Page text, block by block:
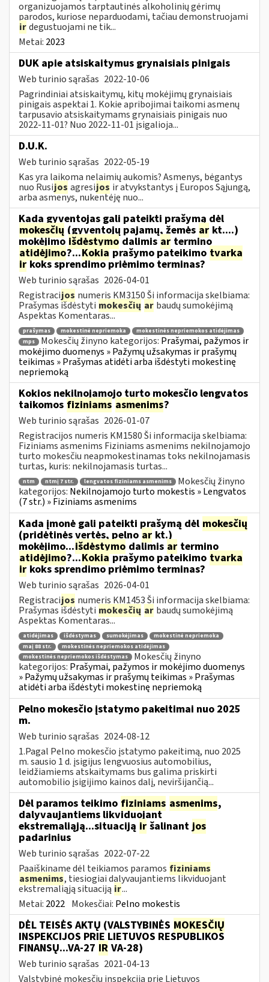
organizuojamos tarptautinės alkoholinių gėrimų
parodos, kuriose neparduodami, tačiau demonstruojami
irdegustuojami ne tik...
Metai: 2023
DUK apie atsiskaitymus grynaisiais pinigais
Web turinio sąrašas 2022-10-06
Pagrindiniai atsiskaitymų, kitų mokėjimų grynaisiais
pinigais aspektai 1. Kokie apribojimai taikomi asmenų
tarpusavio atsiskaitymams grynaisiais pinigais nuo
2022-11-01? Nuo 2022-11-01 įsigalioja...
D.U.K.
Web turinio sąrašas 2022-05-19
Kas yra laikoma nelaimių aukomis? Asmenys, bėgantys
nuo Rusijos agresijos ir atvykstantys į Europos Sąjungą,
arba asmenys, nukentėję nuo...
Kada gyventojas gali pateikti prašymą dėl
mokesčių (gyventojų pajamų, žemės ar kt....)
mokėjimo išdėstymo dalimis ar termino
atidėjimo?...Kokiaprašymo pateikimo tvarka
irkoks sprendimo priėmimo terminas?
Web turinio sąrašas 2026-04-01
Registracijos numeris KM3150 Ši informacija skelbiama:
Prašymas išdėstyti mokesčių ar baudų sumokėjimą
Aspektas Komentaras...
prašymas mokestinė nepriemoka
mokestinės nepriemokos atidėjimas
mps
Mokesčių žinyno kategorijos: Prašymai, pažymos ir
mokėjimo duomenys » Pažymų užsakymas ir prašymų
teikimas » Prašymas atidėti arba išdėstyti mokestinę
nepriemoką
Kokios nekilnojamojo turto mokesčio lengvatos
taikomos fiziniams asmenims?
Web turinio sąrašas 2026-01-07
Registracijos numeris KM1580 Ši informacija skelbiama:
Fiziniams asmenims Fiziniams asmenims nekilnojamojo
turto mokesčiu neapmokestinamas toks nekilnojamasis
turtas, kuris: nekilnojamasis turtas...
ntm ntmį 7 str. lengvatos fiziniams asmenims
Mokesčių žinyno
kategorijos: Nekilnojamojo turto mokestis » Lengvatos
(7 str.) » Fiziniams asmenims
Kada įmonė gali pateikti prašymą dėl mokesčių
(pridėtinės vertės, pelno ar kt.)
mokėjimo...išdėstymo dalimis ar termino
atidėjimo?...Kokiaprašymo pateikimo tvarka
irkoks sprendimo priėmimo terminas?
Web turinio sąrašas 2026-04-01
Registracijos numeris KM1453 Ši informacija skelbiama:
Prašymas išdėstyti mokesčių ar baudų sumokėjimą
Aspektas Komentaras...
atidėjimas išdėstymas sumokėjimas
mokestinė nepriemoka
maį 88 str.
mokestinės nepriemokos atidėjimas
mokestinės nepriemokos išdėstymas
Mokesčių žinyno
kategorijos: Prašymai, pažymos ir mokėjimo duomenys
» Pažymų užsakymas ir prašymų teikimas » Prašymas
atidėti arba išdėstyti mokestinę nepriemoką
Pelno mokesčio įstatymo pakeitimai nuo 2025
m.
Web turinio sąrašas 2024-08-12
1.Pagal Pelno mokesčio įstatymo pakeitimą, nuo 2025
m. sausio 1 d. įsigijus lengvuosius automobilius,
leidžiamiems atskaitymams bus galima priskirti
automobilio įsigijimo kainos dalį, neviršijančią...
Dėl paramos teikimo fiziniams asmenims,
dalyvaujantiems likviduojant
ekstremaliąją...situaciją ir šalinant jos
padarinius
Web turinio sąrašas 2022-07-22
Paaiškiname dėl teikiamos paramos fiziniams
asmenims, tiesiogiai dalyvaujantiems likviduojant
ekstremaliąją situaciją ir...
Metai: 2022 Mokesčiai: Pelno mokestis
DĖL TEISĖS AKTŲ (VALSTYBINĖS MOKESČIŲ
INSPEKCIJOS PRIE LIETUVOS RESPUBLIKOS
FINANSŲ...VA-27 IR VA-28)
Web turinio sąrašas 2021-04-13
Valstybinė mokesčių inspekcija prie Lietuvos